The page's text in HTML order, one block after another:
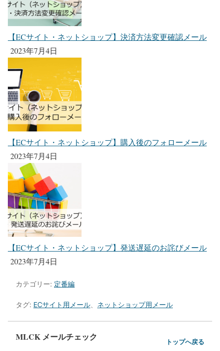
【ECサイト・ネットショップ】決済方法変更確認メール
2023年7月4日
【ECサイト・ネットショップ】購入後のフォローメール
2023年7月4日
【ECサイト・ネットショップ】発送遅延のお詫びメール
2023年7月4日
カテゴリー: 定番編
タグ: ECサイト用メール ネットショップ用メール
MLCK メールチェック トップへ戻る